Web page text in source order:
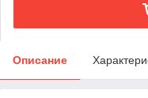
Описание